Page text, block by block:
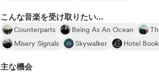
こんな音楽を受け取りたい…
Counterparts Being As An Ocean
Misery Signals
Skywalker Hotel
主な機会